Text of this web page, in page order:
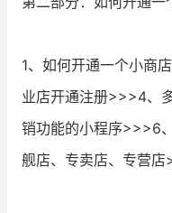
1、如何开通一个小商
业店开通注册>>>4、
销功能的小程序>>>6
舰店、专卖店、专营店